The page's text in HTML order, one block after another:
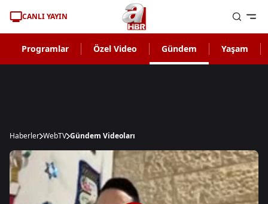
CANLI YAYIN
Programlar Özel Video Gündem Yaşam
Haberler WebTV Gündem Videoları